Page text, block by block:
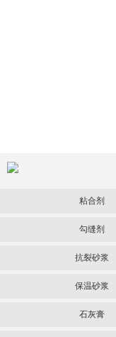
粘合剂
勾缝剂
抗裂砂浆
保温砂浆
石灰膏